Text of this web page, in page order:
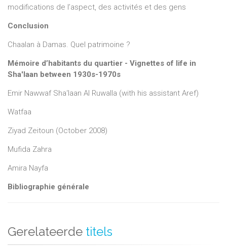
modifications de l’aspect, des activités et des gens
Conclusion
Chaalan à Damas. Quel patrimoine ?
Mémoire d’habitants du quartier - Vignettes of life in
Sha'laan between 1930s-1970s
Emir Nawwaf Sha‘laan Al Ruwalla (with his assistant Aref)
Watfaa
Ziyad Zeitoun (October 2008)
Mufida Zahra
Amira Nayfa
Bibliographie générale
Gerelateerde titels